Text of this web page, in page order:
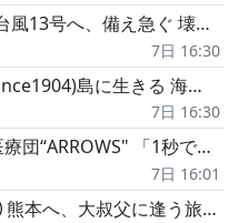
備え急ぐ 壊れた屋根にブルーシート
7日 16:30
生きる 海と空に囲まれ、たくましく
7日 16:30
1秒でも早く」被災地へ 熊本地震もヘリ急行で迅速支援
7日 16:01
本へ、大叔父に逢う旅㊦